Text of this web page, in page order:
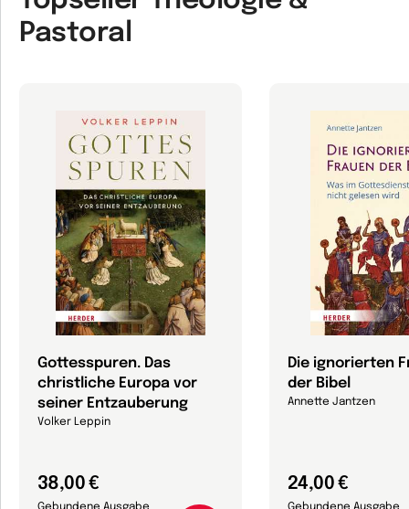
Pastoral
Gottesspuren. Das
christliche Europa vor
seiner Entzauberung
Volker Leppin
38,00 €
Die ignorierten
der Bibel
Annette Jantzen
24,00 €